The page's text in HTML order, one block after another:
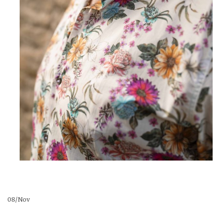
Pulls, Gilets & Vestes
Pyjamas
Blousons, Parkas, Manteaux & Doudounes
ETERNA
MARINE DE SAVOIE
MASSIMO BONI
PIIZONE
PIPOLAKI
SAINT JAMES
08/Nov